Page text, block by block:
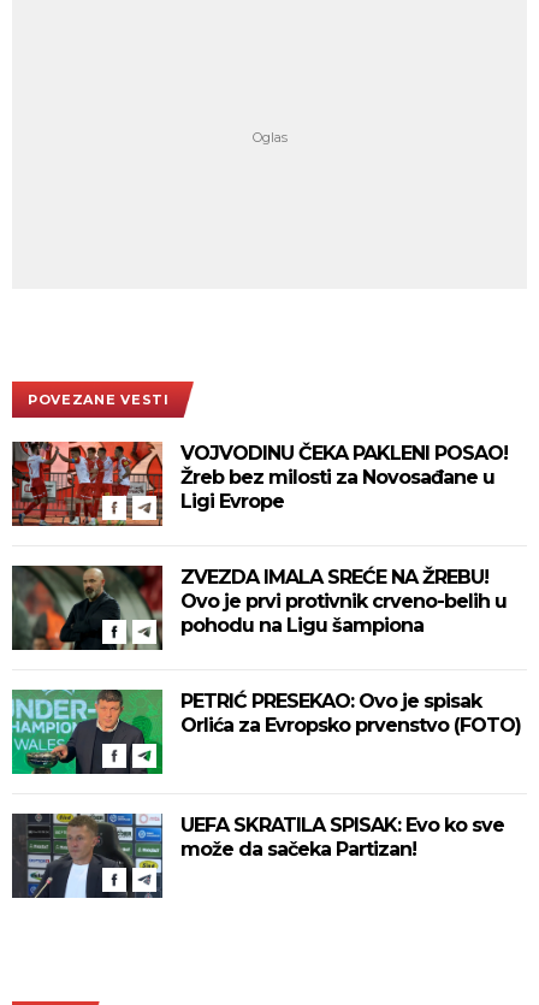
POVEZANE VESTI
VOJVODINU ČEKA PAKLENI POSAO!
Žreb bez milosti za Novosađane u
Ligi Evrope
ZVEZDA IMALA SREĆE NA ŽREBU!
Ovo je prvi protivnik crveno-belih u
pohodu na Ligu šampiona
PETRIĆ PRESEKAO: Ovo je spisak
Orlića za Evropsko prvenstvo (FOTO)
UEFA SKRATILA SPISAK: Evo ko sve
može da sačeka Partizan!